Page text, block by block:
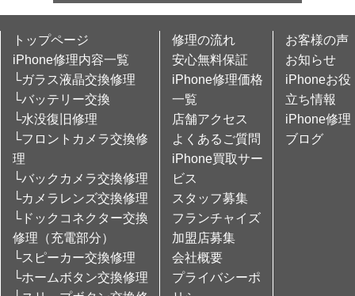
トップページ
iPhone修理内容一覧
└ガラス液晶交換修理
└バッテリー交換
└水没復旧修理
└フロントカメラ交換修
理
└バックカメラ交換修理
└カメラレンズ交換修理
└ドックコネクター交換
修理（充電部分）
└スピーカー交換修理
└ホームボタン交換修理
修理の流れ
安心無料保証
iPhone修理価格
一覧
店舗アクセス
よくあるご質問
iPhone買取サー
ビス
スタッフ募集
フランチャイズ
加盟店募集
会社概要
プライバシーポ
お客様の声
お知らせ
iPhoneお役
立ち情報
iPhone修理
ブログ